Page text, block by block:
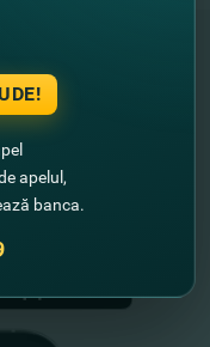
a
apelul,
banca.